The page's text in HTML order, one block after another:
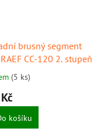
brusný segment
CC-120 2. stupeň
(5 ks)
košíku